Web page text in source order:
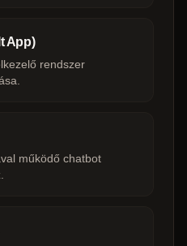
App)
rendszer
működő chatbot